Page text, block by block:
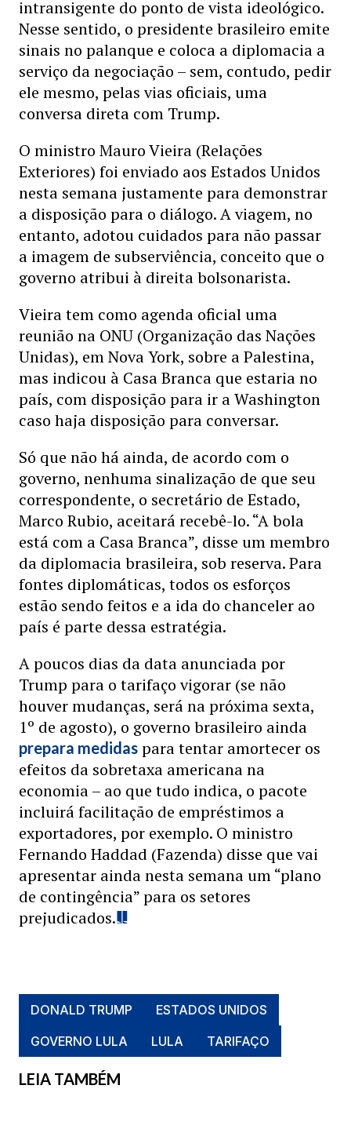
intransigente do ponto de vista ideológico.
Nesse sentido, o presidente brasileiro emite
sinais no palanque e coloca a diplomacia a
serviço da negociação – sem, contudo, pedir
ele mesmo, pelas vias oficiais, uma
conversa direta com Trump.
O ministro Mauro Vieira (Relações
Exteriores) foi enviado aos Estados Unidos
nesta semana justamente para demonstrar
a disposição para o diálogo. A viagem, no
entanto, adotou cuidados para não passar
a imagem de subserviência, conceito que o
governo atribui à direita bolsonarista.
Vieira tem como agenda oficial uma
reunião na ONU (Organização das Nações
Unidas), em Nova York, sobre a Palestina,
mas indicou à Casa Branca que estaria no
país, com disposição para ir a Washington
caso haja disposição para conversar.
Só que não há ainda, de acordo com o
governo, nenhuma sinalização de que seu
correspondente, o secretário de Estado,
Marco Rubio, aceitará recebê-lo. “A bola
está com a Casa Branca”, disse um membro
da diplomacia brasileira, sob reserva. Para
fontes diplomáticas, todos os esforços
estão sendo feitos e a ida do chanceler ao
país é parte dessa estratégia.
A poucos dias da data anunciada por
Trump para o tarifaço vigorar (se não
houver mudanças, será na próxima sexta,
1º de agosto), o governo brasileiro ainda
prepara medidas para tentar amortecer os
efeitos da sobretaxa americana na
economia – ao que tudo indica, o pacote
incluirá facilitação de empréstimos a
exportadores, por exemplo. O ministro
Fernando Haddad (Fazenda) disse que vai
apresentar ainda nesta semana um “plano
de contingência” para os setores
prejudicados.
DONALD TRUMP
ESTADOS UNIDOS
GOVERNO LULA
LULA TARIFAÇO
LEIA TAMBÉM